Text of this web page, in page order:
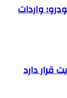
واردات
قرار دارد